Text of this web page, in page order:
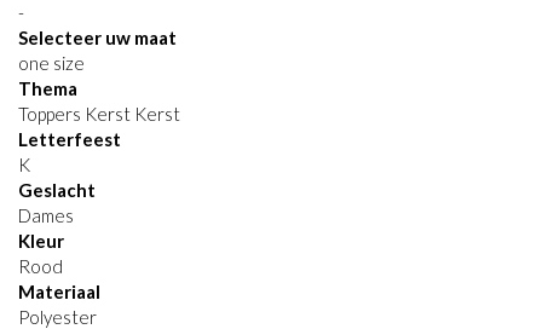
-
Selecteer uw maat
one size
Thema
Toppers Kerst Kerst
Letterfeest
K
Geslacht
Dames
Kleur
Rood
Materiaal
Polyester